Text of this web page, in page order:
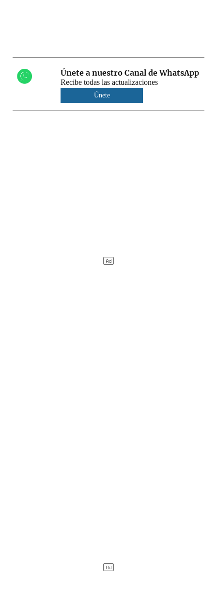
Únete a nuestro Canal de WhatsApp
Recibe todas las actualizaciones
Únete